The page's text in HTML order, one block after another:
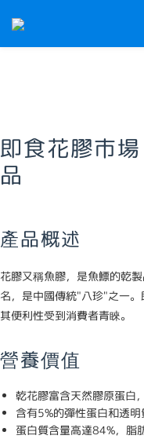
即食花膠市
品
產品概述
花膠又稱魚膠，是魚鰾的乾
名，是中國傳統"八珍"之一
其便利性受到消費者青睞。
營養價值
乾花膠富含天然膠原蛋白
含有5%的彈性蛋白和透
蛋白質含量高達84%，脂